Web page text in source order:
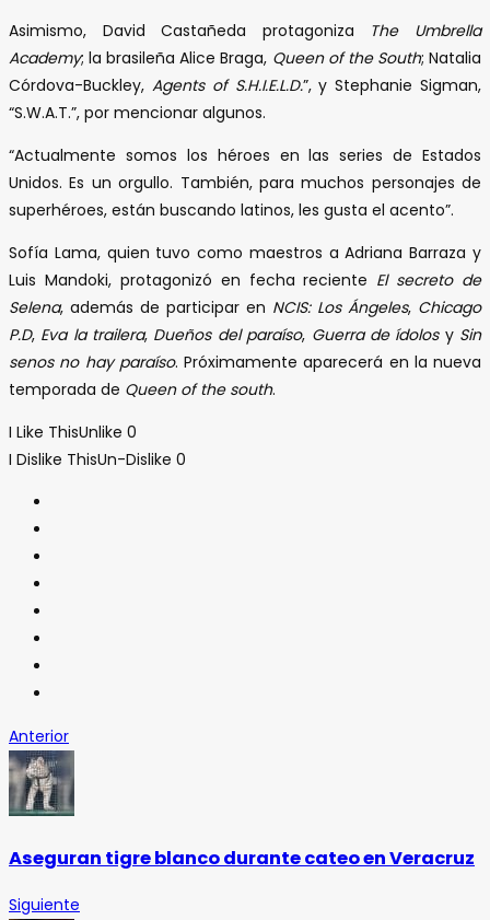
Asimismo, David Castañeda protagoniza The Umbrella
Academy; la brasileña Alice Braga, Queen of the South; Natalia
Córdova-Buckley, Agents of S.H.I.E.L.D.”, y Stephanie Sigman,
“S.W.A.T.”, por mencionar algunos.
“Actualmente somos los héroes en las series de Estados
Unidos. Es un orgullo. También, para muchos personajes de
superhéroes, están buscando latinos, les gusta el acento”.
Sofía Lama, quien tuvo como maestros a Adriana Barraza y
Luis Mandoki, protagonizó en fecha reciente El secreto de
Selena, además de participar en NCIS: Los Ángeles, Chicago
P.D, Eva la trailera, Dueños del paraíso, Guerra de ídolosy Sin
senos no hay paraíso. Próximamente aparecerá en la nueva
temporada de Queen of the south.
I Like ThisUnlike 0
I Dislike ThisUn-Dislike 0
Anterior
Aseguran tigre blanco durante cateo en Veracruz
Siguiente